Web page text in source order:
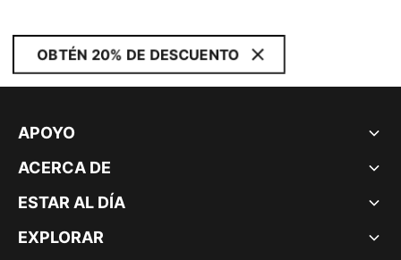
OBTÉN 20% DE DESCUENTO
APOYO
ACERCA DE
ESTAR AL DÍA
EXPLORAR